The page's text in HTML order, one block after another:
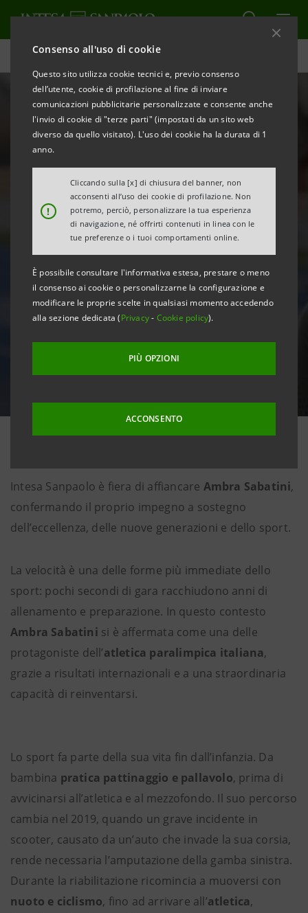
Consenso all'uso di cookie
Questo sito utilizza cookie tecnici e, previo consenso
dell’utente, cookie di profilazione al fine di inviare
comunicazioni pubblicitarie personalizzate e consente anche
l'invio di cookie di "terze parti" (impostati da un sito web
diverso da quello visitato). L'uso dei cookie ha la durata di 1
anno.
!
Cliccando sulla [x] di chiusura del banner, non
acconsenti all’uso dei cookie di profilazione. Non
potremo, perciò, personalizzare la tua esperienza
di navigazione, né offrirti contenuti in linea con le
tue preferenze o i tuoi comportamenti online.
È possibile consultare l'informativa estesa, prestare o meno
il consenso ai cookie o personalizzarne la configurazione e
modificare le proprie scelte in qualsiasi momento accedendo
alla sezione dedicata (Privacy- Cookie policy).
PIÙ OPZIONI
ACCONSENTO
Homepage
Ambra Sabatini:
storia, record e resilienza
Intesa Sanpaolo è fiera di affiancare Ambra Sabatini,
confermando il proprio impegno a sostegno
dell’eccellenza, delle nuove generazioni e dello sport.
La velocità è una delle forme più immediate dello
sport: pochi secondi di gara racchiudono anni di
allenamento e preparazione. In questo contesto
Ambra Sabatini si è affermata come una delle
protagoniste dell’atletica paralimpica italiana,
grazie a risultati internazionali e a una straordinaria
capacità di reinventarsi.
Lo sport fa parte della sua vita fin dall’infanzia. Da
bambina pratica pattinaggio e pallavolo, prima di
avvicinarsi all’atletica e al mezzofondo. Il suo percorso
cambia nel 2019, quando un grave incidente in
scooter, causato da un’auto che invade la sua corsia,
rende necessaria l’amputazione della gamba sinistra.
Durante la riabilitazione ricomincia a muoversi con
nuoto e ciclismo, fino ad arrivare all’atletica,